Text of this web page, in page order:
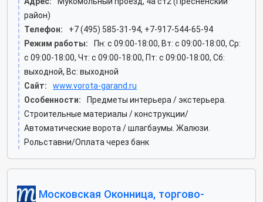
район)
Телефон:
+7 (495) 585-31-94, +7-917-544-65-94
Режим работы:
Пн: c 09:00-18:00, Вт: c 09:00-18:00, Ср:
c 09:00-18:00, Чт: c 09:00-18:00, Пт: c 09:00-18:00, Сб:
выходной, Вс: выходной
Сайт:
www.vorota-garand.ru
Особенности:
Предметы интерьера / экстерьера.
Строительные материалы / конструкции/
Автоматические ворота / шлагбаумы. Жалюзи.
Рольставни/Оплата через банк
Московская Оконница, торгово-